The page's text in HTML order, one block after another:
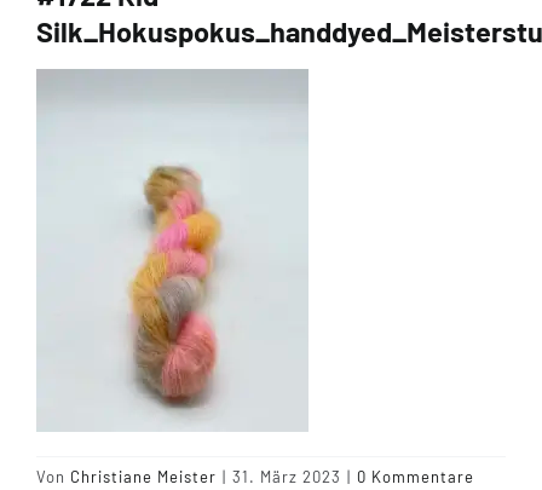
Tipps & Infos
Wollfestivals
Von Christiane Meister | 31. März 2023 | 0 Kommentare